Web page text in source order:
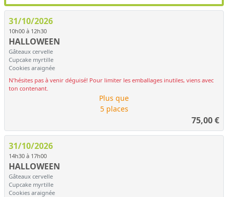
31/10/2026
10h00 à 12h30
HALLOWEEN
Gâteaux cervelle
Cupcake myrtille
Cookies araignée
N’hésites pas à venir déguisé! Pour limiter les emballages inutiles, viens avec
ton contenant.
Plus que
5 places
75,00€
31/10/2026
14h30 à 17h00
HALLOWEEN
Gâteaux cervelle
Cupcake myrtille
Cookies araignée